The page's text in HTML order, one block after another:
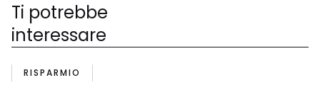
Ti potrebbe
interessare
RISPARMIO